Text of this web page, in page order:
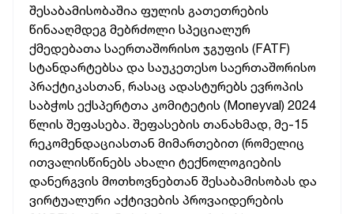
შესაბამისობაშია ფულის გათეთრების
წინააღმდეგ მებრძოლი სპეციალურ
ქმედებათა საერთაშორისო ჯგუფის (FATF)
სტანდარტებსა და საუკეთესო საერთაშორისო
პრაქტიკასთან, რასაც ადასტურებს ევროპის
საბჭოს ექსპერტთა კომიტეტის (Moneyval) 2024
წლის შეფასება. შეფასების თანახმად, მე-15
რეკომენდაციასთან მიმართებით (რომელიც
ითვალისწინებს ახალი ტექნოლოგიების
დანერგვის მოთხოვნებთან შესაბამისობას და
ვირტუალური აქტივების პროვაიდერების